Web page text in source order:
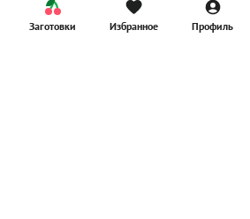
Заготовки Избранное Профиль